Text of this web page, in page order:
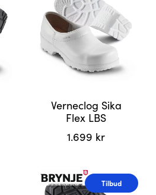
Verneclog Sika
Flex LBS
1.699 kr
produktet
Tilbud